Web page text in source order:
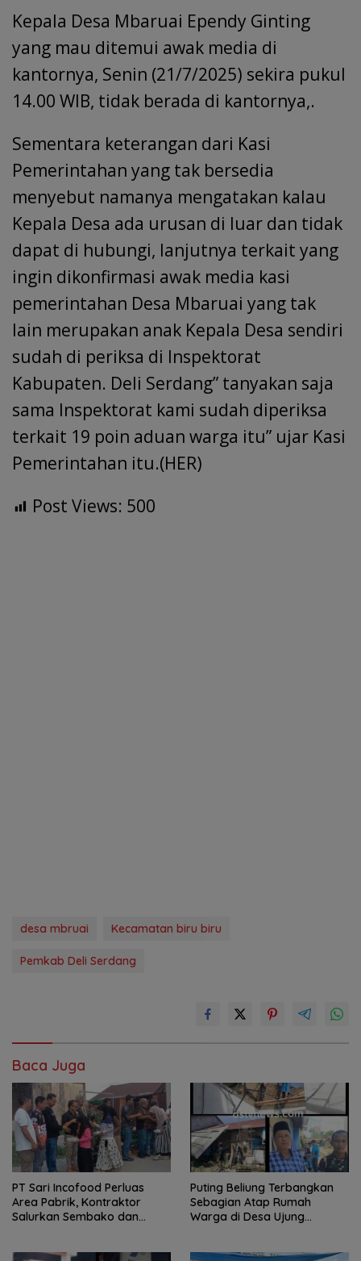
Kepala Desa Mbaruai Ependy Ginting
yang mau ditemui awak media di
kantornya, Senin (21/7/2025) sekira pukul
14.00 WIB, tidak berada di kantornya,.
Sementara keterangan dari Kasi
Pemerintahan yang tak bersedia
menyebut namanya mengatakan kalau
Kepala Desa ada urusan di luar dan tidak
dapat di hubungi, lanjutnya terkait yang
ingin dikonfirmasi awak media kasi
pemerintahan Desa Mbaruai yang tak
lain merupakan anak Kepala Desa sendiri
sudah di periksa di Inspektorat
Kabupaten. Deli Serdang” tanyakan saja
sama Inspektorat kami sudah diperiksa
terkait 19 poin aduan warga itu” ujar Kasi
Pemerintahan itu.(HER)
Post Views: 500
desa mbruai Kecamatan biru biru
Pemkab Deli Serdang
Baca Juga
PT Sari Incofood Perluas
Area Pabrik, Kontraktor
Salurkan Sembako dan
Puting Beliung Terbangkan
Sebagian Atap Rumah
Warga di Desa Ujung